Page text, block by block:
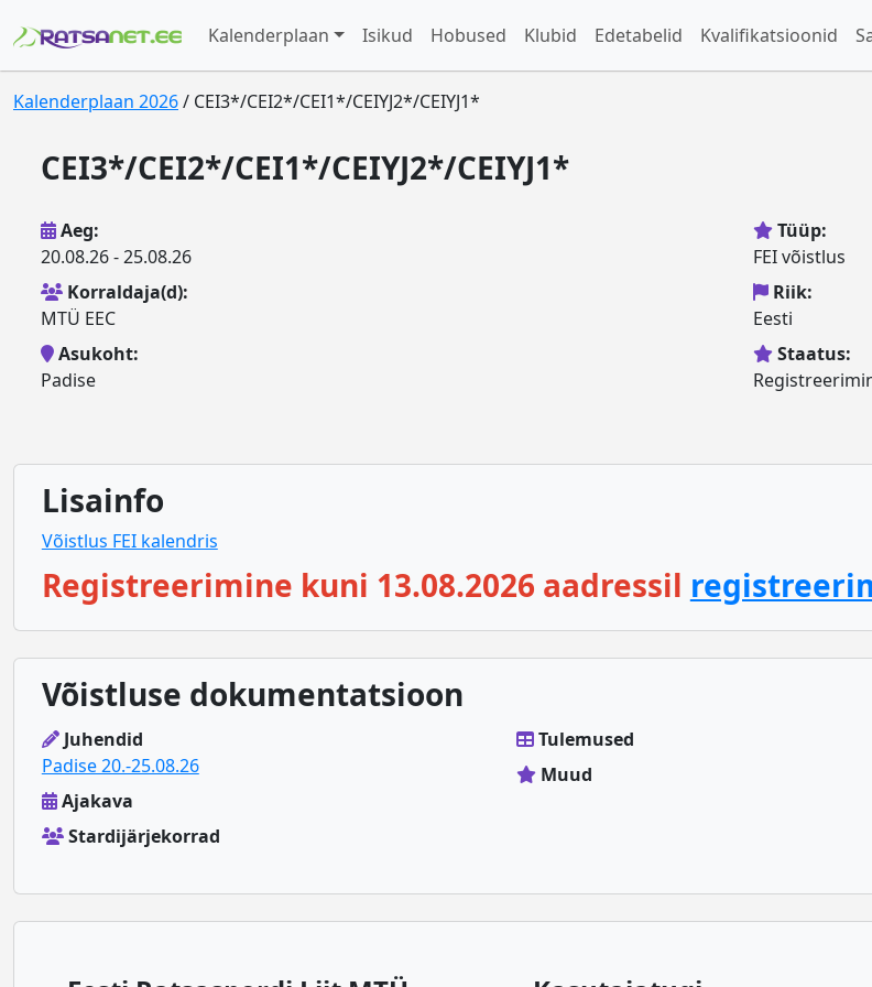
Kalenderplaan Isikud Hobused Klubid Edetabelid Kvalifikatsioonid
Kalenderplaan 2026/ CEI3*/CEI2*/CEI1*/CEIYJ2*/CEIYJ1*
CEI3*/CEI2*/CEI1*/CEIYJ2*/CEIYJ1*
Aeg:
20.08.26 - 25.08.26
Korraldaja(d):
MTÜ EEC
Asukoht:
Padise
Tüüp:
FEI võistlus
Riik:
Eesti
Staatus:
Lisainfo
Võistlus FEI kalendris
Registreerimine kuni 13.08.2026 aadressil
Võistluse dokumentatsioon
Juhendid
Padise 20.-25.08.26
Ajakava
Stardijärjekorrad
Tulemused
Muud